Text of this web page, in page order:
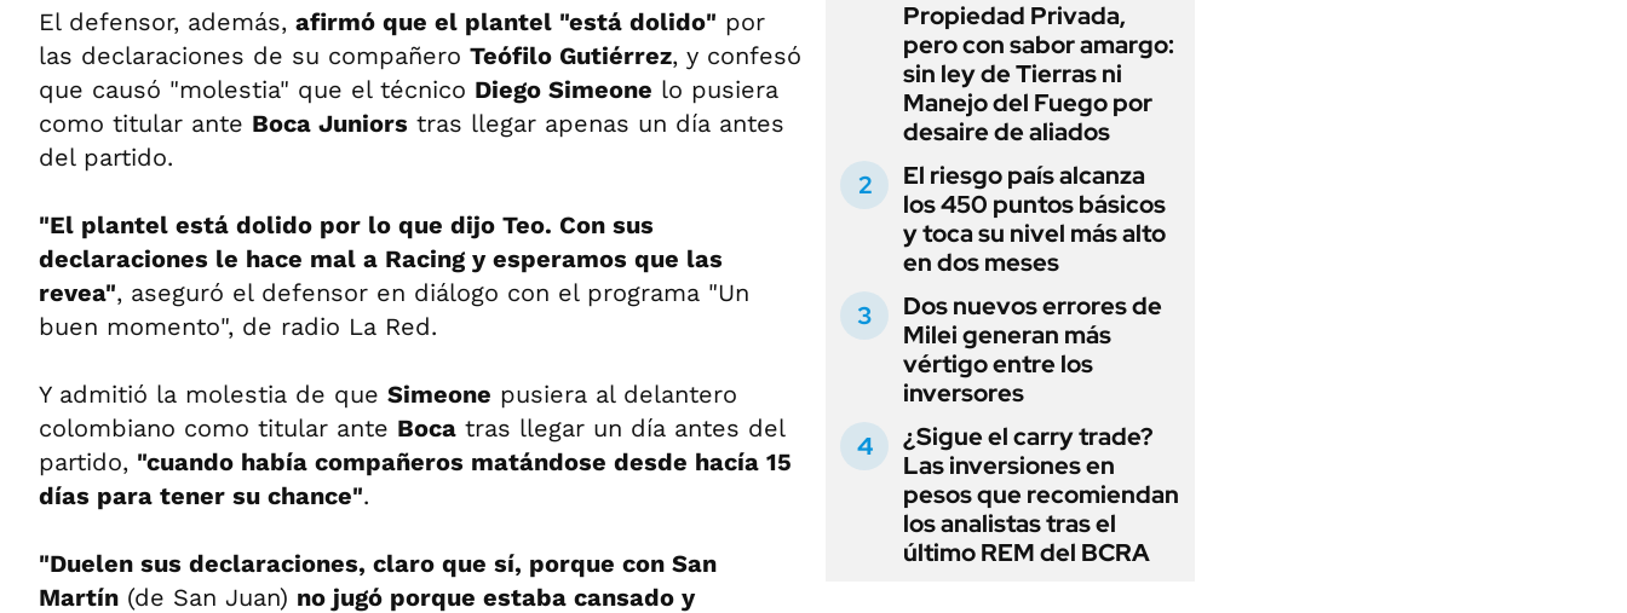
El defensor, además, afirmó que el plantel "está dolido" por
las declaraciones de su compañero Teófilo Gutiérrez, y confesó
que causó "molestia" que el técnico Diego Simeone lo pusiera
como titular ante Boca Juniors tras llegar apenas un día antes
del partido.
"El plantel está dolido por lo que dijo Teo. Con sus
declaraciones le hace mal a Racing y esperamos que las
revea", aseguró el defensor en diálogo con el programa "Un
buen momento", de radio La Red.
Y admitió la molestia de que Simeone pusiera al delantero
colombiano como titular ante Boca tras llegar un día antes del
partido, "cuando había compañeros matándose desde hacía 15
días para tener su chance".
"Duelen sus declaraciones, claro que sí, porque con San
Martín (de San Juan) no jugó porque estaba cansado y
Propiedad Privada,
pero con sabor amargo:
sin ley de Tierras ni
Manejo del Fuego por
desaire de aliados
El riesgo país alcanza
los 450 puntos básicos
y toca su nivel más alto
en dos meses
Dos nuevos errores de
Milei generan más
vértigo entre los
inversores
¿Sigue el carry trade?
Las inversiones en
pesos que recomiendan
los analistas tras el
último REM del BCRA